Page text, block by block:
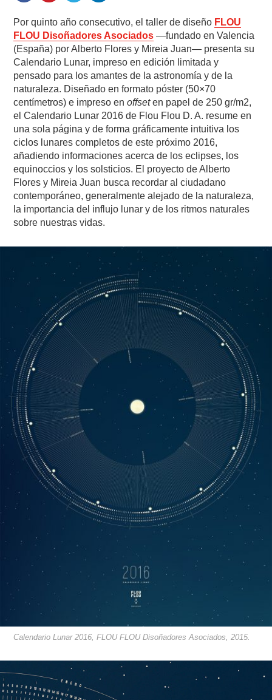
Por quinto año consecutivo, el taller de diseño FLOU
FLOU Disoñadores Asociados —fundado en Valencia
(España) por Alberto Flores y Mireia Juan— presenta su
Calendario Lunar, impreso en edición limitada y
pensado para los amantes de la astronomía y de la
naturaleza. Diseñado en formato póster (50×70
centímetros) e impreso enoffseten papel de 250 gr/m2,
el Calendario Lunar 2016 de Flou Flou D. A. resume en
una sola página y de forma gráficamente intuitiva los
ciclos lunares completos de este próximo 2016,
añadiendo informaciones acerca de los eclipses, los
equinoccios y los solsticios. El proyecto de Alberto
Flores y Mireia Juan busca recordar al ciudadano
contemporáneo, generalmente alejado de la naturaleza,
la importancia del influjo lunar y de los ritmos naturales
sobre nuestras vidas.
Calendario Lunar 2016, FLOU FLOU Disoñadores Asociados, 2015.